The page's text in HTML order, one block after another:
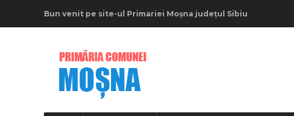
Bun venit pe site-ul Primariei Moșna județul Sibiu